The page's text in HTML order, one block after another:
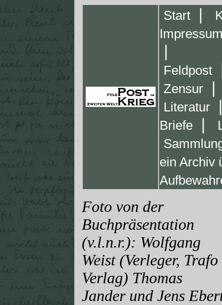
Start
Feldpost
Zensur
Literatur
Briefe
ein Archiv
Foto von der
Buchpräsentation
(v.l.n.r.): Wolfgang
Weist (Verleger, Trafo
Verlag) Thomas
Jander und Jens